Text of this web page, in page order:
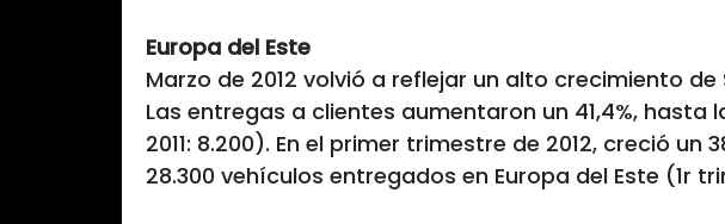
Europa del Este
Marzo de 2012 volvió a reflejar un alto crecimiento de
Las entregas a clientes aumentaron un 41,4%, hasta
2011: 8.200). En el primer trimestre de 2012, creció un
28.300 vehículos entregados en Europa del Este (1r